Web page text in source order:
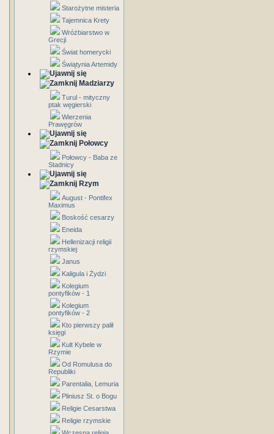
Starożytne misteria
Tajemnica Krety
Wróżbiarstwo w
Grecji
Świat homerycki
Świątynia Artemidy
Madziarzy
Turul - mityczny
ptak węgierski
Wierzenia
Prawęgrów
Połowcy
Połowcy - Baba ze
Stadnicy
Rzym
August - Pontifex
Maximus
Boskość cesarzy
Eneida
Hellenizacji religii
rzymskiej
Janus
Kaligula i Żydzi
Kolegium
pontyfików - 1
Kolegium
pontyfików - 2
Kto pierwszy palił
księgi
Kult Kybele w
Rzymie
Od Romulusa do
Republiki
Parentalia, Lemuria
Pliniusz St. o Bogu
Religie Cesarstwa
Religie rzymskie